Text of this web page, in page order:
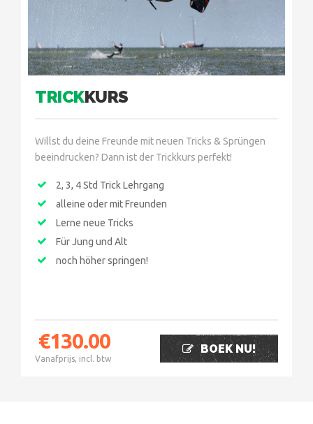
TRICKKURS
Willst du deine Freunde mit neuen Tricks & Sprüngen
beeindrucken? Dann ist der Trickkurs perfekt!
2, 3, 4 Std Trick Lehrgang
alleine oder mit Freunden
Lerne neue Tricks
Für Jung und Alt
noch höher springen!
€130.00
Vanafprijs, incl. btw
BOEK NU!